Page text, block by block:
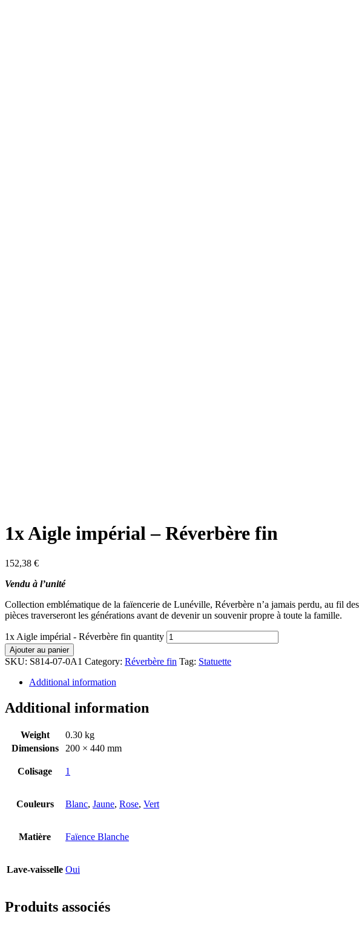
1x Aigle impérial – Réverbère fin
152,38 €
Vendu à l’unité
Collection emblématique de la faïencerie de Lunéville, Réverbère n’a jamais perdu, au fil
pièces traverseront les générations avant de devenir un souvenir propre à toute la famille.
1x Aigle impérial - Réverbère fin quantity
Ajouter au panier
SKU: S814-07-0A1 Category: Réverbère fin Tag: Statuette
Additional information
Additional information
Weight
0.30 kg
Dimensions
200 × 440 mm
Colisage 1
Couleurs Blanc, Jaune, Rose, Vert
Matière Faïence Blanche
Lave-vaisselle Oui
Produits associés